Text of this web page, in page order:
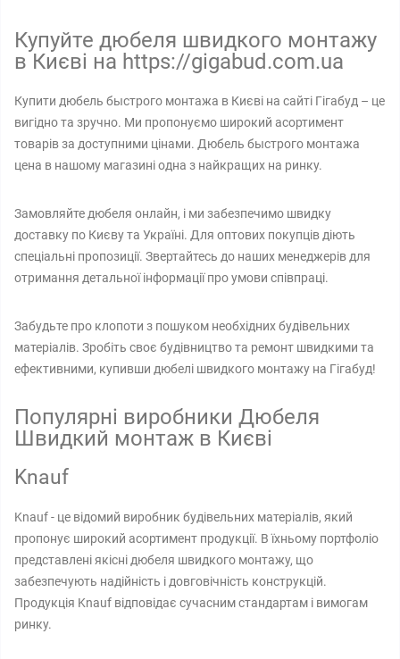
Купуйте дюбеля швидкого монтажу
в Києві на https://gigabud.com.ua
Купити дюбель быстрого монтажа в Києві на сайті Гігабуд – це
вигідно та зручно. Ми пропонуємо широкий асортимент
товарів за доступними цінами. Дюбель быстрого монтажа
цена в нашому магазині одна з найкращих на ринку.
Замовляйте дюбеля онлайн, і ми забезпечимо швидку
доставку по Києву та Україні. Для оптових покупців діють
спеціальні пропозиції. Звертайтесь до наших менеджерів для
отримання детальної інформації про умови співпраці.
Забудьте про клопоти з пошуком необхідних будівельних
матеріалів. Зробіть своє будівництво та ремонт швидкими та
ефективними, купивши дюбелі швидкого монтажу на Гігабуд!
Популярні виробники Дюбеля
Швидкий монтаж в Києві
Knauf
Knauf - це відомий виробник будівельних матеріалів, який
пропонує широкий асортимент продукції. В їхньому портфоліо
представлені якісні дюбеля швидкого монтажу, що
забезпечують надійність і довговічність конструкцій.
Продукція Knauf відповідає сучасним стандартам і вимогам
ринку.